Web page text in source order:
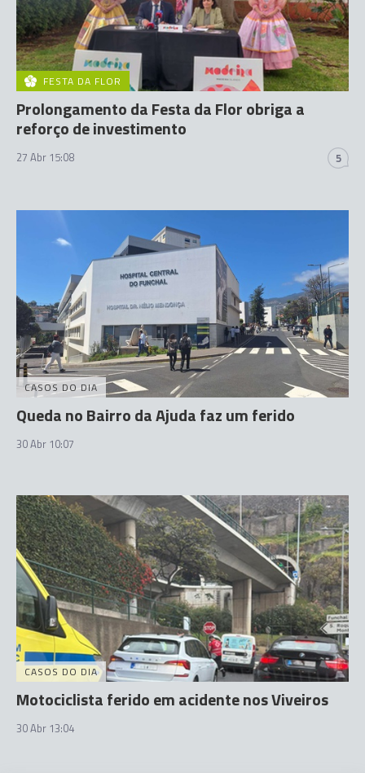
FESTA DA FLOR
Prolongamento da Festa da Flor obriga a
reforço de investimento
27 Abr 15:08 5
CASOS DO DIA
Queda no Bairro da Ajuda faz um ferido
30 Abr 10:07
CASOS DO DIA
Motociclista ferido em acidente nos Viveiros
30 Abr 13:04